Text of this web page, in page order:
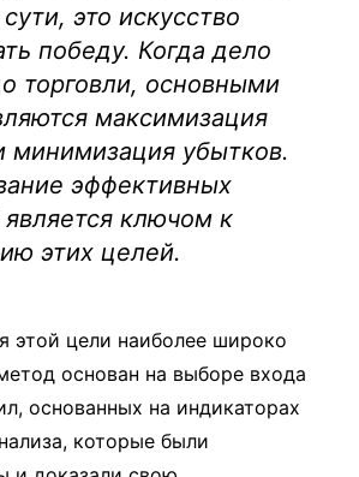
это искусство
победу. Когда дело
торговли, основными
максимизация
минимизация убытков.
эффективных
является ключом к
этих целей.
этой цели наиболее широко
основан на выборе входа
основанных на индикаторах
которые были